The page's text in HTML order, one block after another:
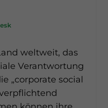
weltweit, das
Verantwortung
„corporate social
verpflichtend